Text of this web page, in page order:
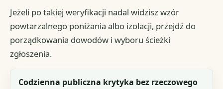
Jeżeli po takiej weryfikacji nadal widzisz wzór
powtarzalnego poniżania albo izolacji, przejdź do
porządkowania dowodów i wyboru ścieżki
zgłoszenia.
Sytuacja
Codzienna publiczna krytyka bez rzeczowego